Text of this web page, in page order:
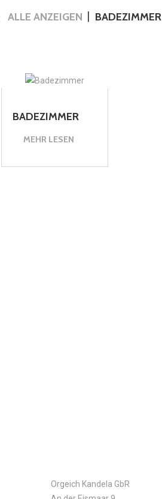
ALLE ANZEIGEN BADEZIMMER
BADEZIMMER
MEHR LESEN
Orgeich Kandela GbR